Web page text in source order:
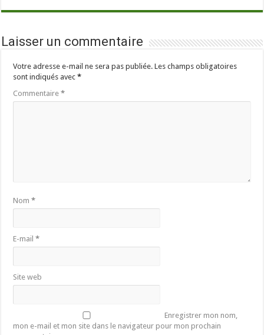
Laisser un commentaire
Votre adresse e-mail ne sera pas publiée. Les champs obligatoires
sont indiqués avec*
Commentaire*
Nom*
E-mail*
Site web
Enregistrer mon nom,
mon e-mail et mon site dans le navigateur pour mon prochain